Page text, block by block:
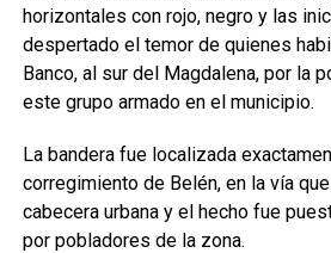
horizontales con rojo, negro y las
despertado el temor de quienes
Banco, al sur del Magdalena, por la
este grupo armado en el municipio.
La bandera fue localizada
corregimiento de Belén, en la vía
cabecera urbana y el hecho fue
por pobladores de la zona.